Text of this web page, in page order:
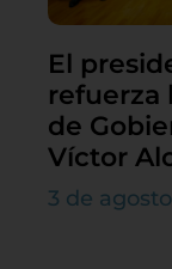
El
refuerza
de
Víctor
3 de